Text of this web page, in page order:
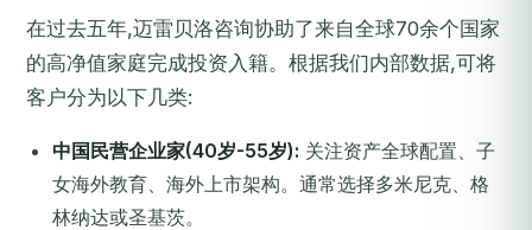
在过去五年,迈雷贝洛咨询协助了来自全球70余个国家
的高净值家庭完成投资入籍。根据我们内部数据,可将
客户分为以下几类:
中国民营企业家(40岁-55岁): 关注资产全球配置、子
女海外教育、海外上市架构。通常选择多米尼克、格
林纳达或圣基茨。